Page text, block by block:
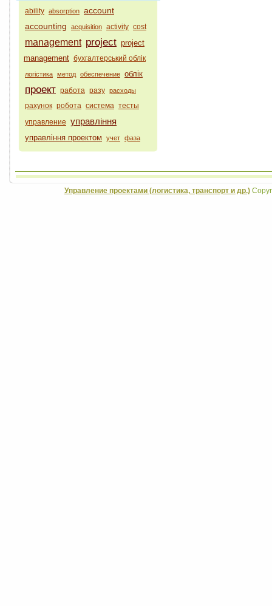
ability absorption account
accounting
acquisition activity cost
management project project
management бухгалтерський облік
логістика метод обеспечение облік
проект работа разу расходы
рахунок робота система тесты
управление управління
управління проектом учет фаза
Управление проектами (логистика, транспорт и др.)